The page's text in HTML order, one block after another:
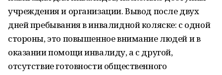
учреждения и организации. Вывод после двух
дней пребывания в инвалидной коляске: с одной
стороны, это повышенное внимание людей и в
оказании помощи инвалиду, а с другой,
отсутствие готовности общественного